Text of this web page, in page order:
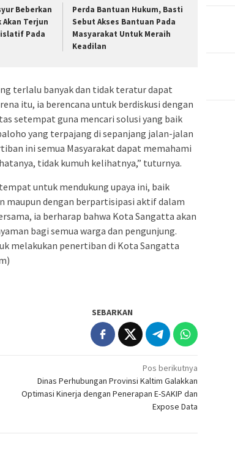
Beberkan
Terjun
Pada
Perda Bantuan Hukum, Basti
Sebut Akses Bantuan Pada
Masyarakat Untuk Meraih
Keadilan
terlalu banyak dan tidak teratur dapat
itu, ia berencana untuk berdiskusi dengan
setempat guna mencari solusi yang baik
yang terpajang di sepanjang jalan-jalan
ini semua Masyarakat dapat memahami
tidak kumuh kelihatnya,” tuturnya.
untuk mendukung upaya ini, baik
maupun dengan berpartisipasi aktif dalam
ia berharap bahwa Kota Sangatta akan
bagi semua warga dan pengunjung.
melakukan penertiban di Kota Sangatta
SEBARKAN
Pos berikutnya
Dinas Perhubungan Provinsi Kaltim Galakkan
Optimasi Kinerja dengan Penerapan E-SAKIP dan
Expose Data